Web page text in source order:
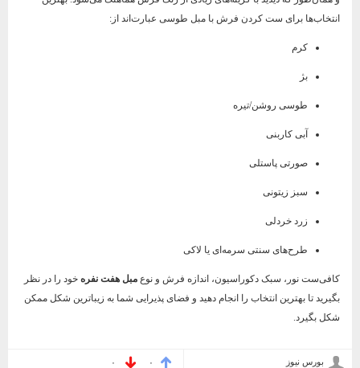
انتخاب‌ها برای ست کردن فرش با مبل طوسی عبارت‌اند از:
کرم
بژ
طوسی روشن/تیره
آبی کاربنی
صورتی پاستلی
سبز زیتونی
زرد خردلی
طرح‌های سنتی سرمه‌ای یا لاکی
کافی‌ست نور، سبک دکوراسیون، اندازه فرش و نوعمبل هفت نفره خود را در نظر
بگیرید تا بهترین انتخاب را انجام دهید و فضای پذیرایی شما به زیباترین شکل ممکن
شکل بگیرد.
بورس نیوز